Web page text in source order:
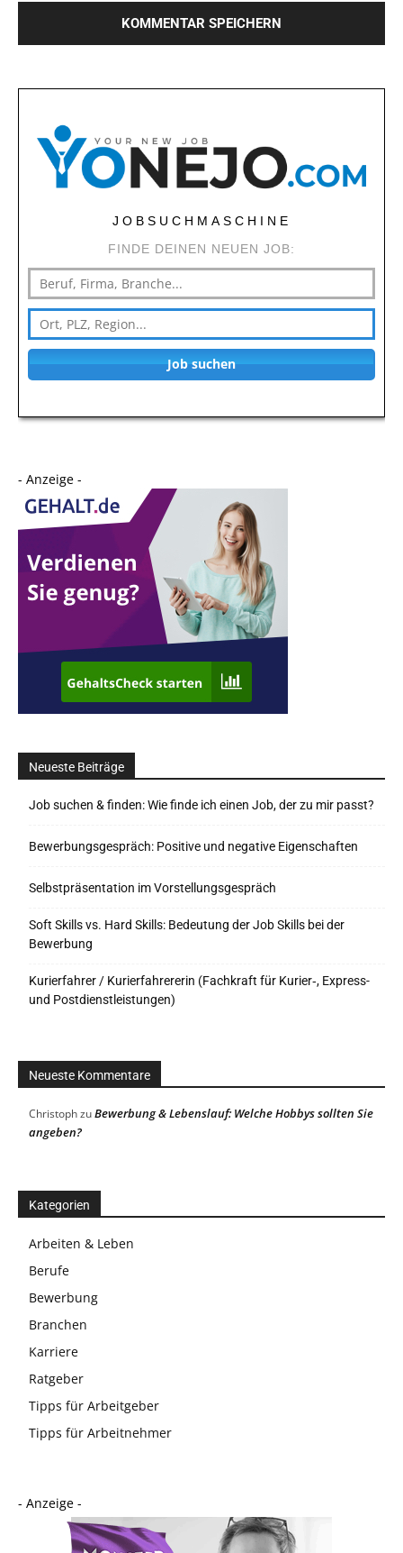
JOBSUCHMASCHINE
FINDE DEINEN NEUEN JOB:
Job suchen
- Anzeige -
Neueste Beiträge
Job suchen & finden: Wie finde ich einen Job, der zu mir passt?
Bewerbungsgespräch: Positive und negative Eigenschaften
Selbstpräsentation im Vorstellungsgespräch
Soft Skills vs. Hard Skills: Bedeutung der Job Skills bei der
Bewerbung
Kurierfahrer / Kurierfahrererin (Fachkraft für Kurier‑, Express-
und Postdienstleistungen)
Neueste Kommentare
ChristophzuBewerbung & Lebenslauf: Welche Hobbys sollten Sie
angeben?
Kategorien
Arbeiten & Leben
Berufe
Bewerbung
Branchen
Karriere
Ratgeber
Tipps für Arbeitgeber
Tipps für Arbeitnehmer
- Anzeige -